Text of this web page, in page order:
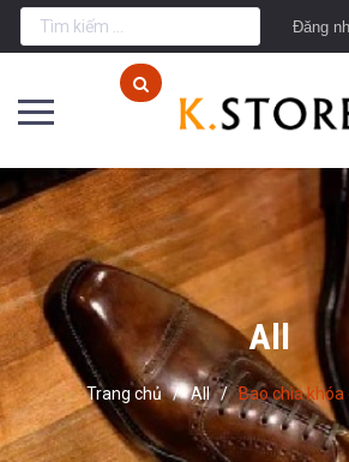
Đăng
All
Trang chủ / All / Bao chìa khóa